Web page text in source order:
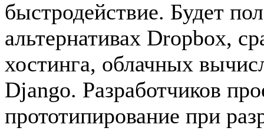
быстродействие. Будет
альтернативах Dropbox,
хостинга, облачных
Django. Разработчиков
прототипирование при